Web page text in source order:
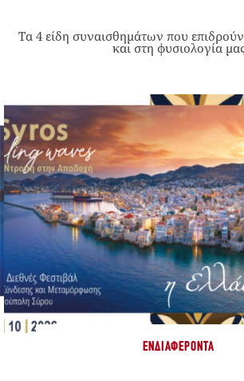
Τα 4 είδη συναισθημάτων που
και στη φυσιολογία
ΕΝΔΙΑΦΈΡΟΝΤΑ